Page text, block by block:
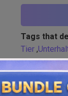
Tags that
Tier ,